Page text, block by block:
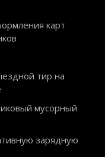
карт
тир на
мусорный
зарядную